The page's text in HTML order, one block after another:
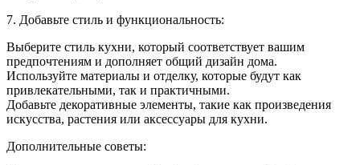
7. Добавьте стиль и функциональность:
Выберите стиль кухни, который соответствует вашим
предпочтениям и дополняет общий дизайн дома.
Используйте материалы и отделку, которые будут как
привлекательными, так и практичными.
Добавьте декоративные элементы, такие как произведения
искусства, растения или аксессуары для кухни.
Дополнительные советы: